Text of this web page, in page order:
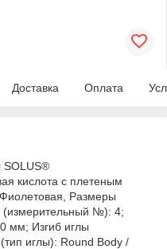
Доставка Оплата
SOLUS®
кислота с плетеным
Размеры
(измерительный №): 4;
мм; Изгиб иглы
иглы): Round Body /